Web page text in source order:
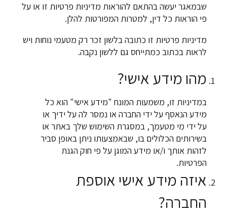
שבמאגר יעשה בהתאם להוראות מדיניות פרטיות זו או על
פי הוראות כל דין, למטרות המפורטות להלן.
מדיניות פרטיות זו כתובה בלשון זכר רק מטעמי נוחות ויש
לראות בכתוב כמתייחס גם ללשון נקבה.
מהו מידע אישי?
במדיניות זו, משמעות המונח "מידע אישי" הוא כל
מידע הנאסף על ידי החברה או נמסר לה על ידיך או
על ידי מי מטעמך, במסגרת השימוש שלך באתר או
בשירותים הכלולים בו, שבאמצעותו ניתן באופן סביר
לזהות אותך ו/או מידע המוגן על פי חוק הגנת
הפרטיות.
איזה מידע אישי אוספת
החברה?